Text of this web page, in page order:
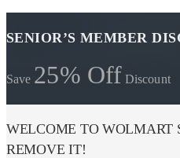
SENIOR’S MEMBER
Save 25% Off Discount
WELCOME TO WOLMART
REMOVE IT!